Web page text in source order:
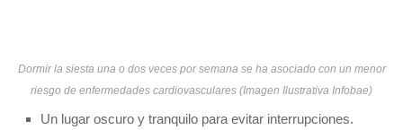
Dormir la siesta una o dos veces por semana se ha asociado con un menor
riesgo de enfermedades cardiovasculares (Imagen Ilustrativa Infobae)
Un lugar oscuro y tranquilo para evitar interrupciones.